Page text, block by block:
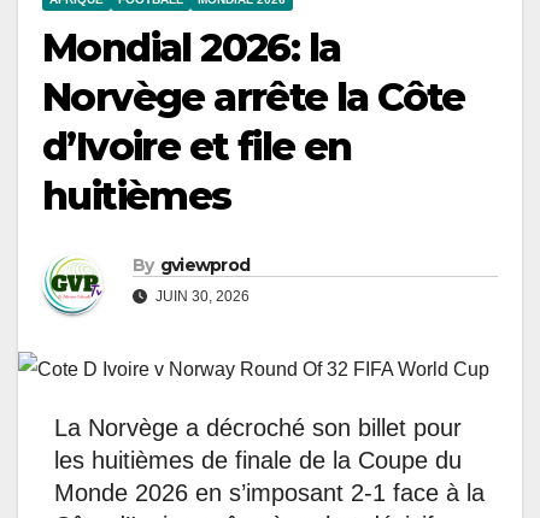
Mondial 2026: la
Norvège arrête la Côte
d’Ivoire et file en
huitièmes
By gviewprod
JUIN 30, 2026
La Norvège a décroché son billet pour
les huitièmes de finale de la Coupe du
Monde 2026 en s’imposant 2-1 face à la